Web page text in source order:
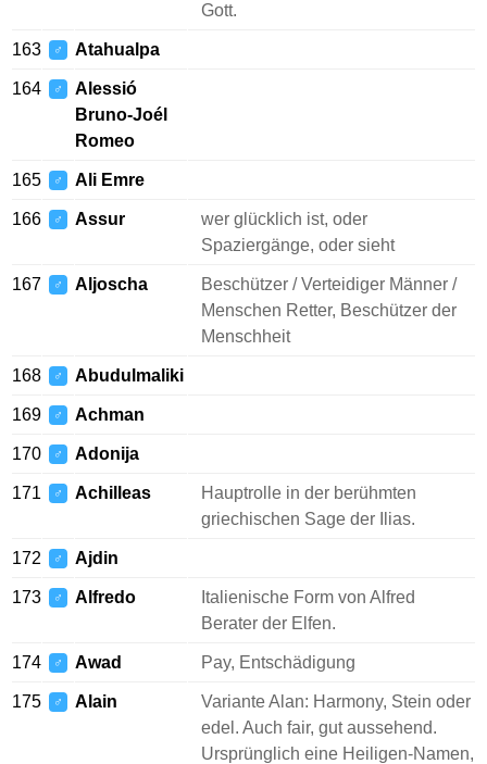
Gott.
163 ♂ Atahualpa
164 ♂
Alessió
Bruno-Joél
Romeo
165 ♂ Ali Emre
166 ♂ Assur
wer glücklich ist, oder
Spaziergänge, oder sieht
167 ♂ Aljoscha
Beschützer / Verteidiger Männer /
Menschen Retter, Beschützer der
Menschheit
168 ♂ Abudulmaliki
169 ♂ Achman
170 ♂ Adonija
171 ♂ Achilleas
Hauptrolle in der berühmten
griechischen Sage der Ilias.
172 ♂ Ajdin
173 ♂ Alfredo
Italienische Form von Alfred
Berater der Elfen.
174 ♂ Awad Pay, Entschädigung
175 ♂ Alain
Variante Alan: Harmony, Stein oder
edel. Auch fair, gut aussehend.
Ursprünglich eine Heiligen-Namen,